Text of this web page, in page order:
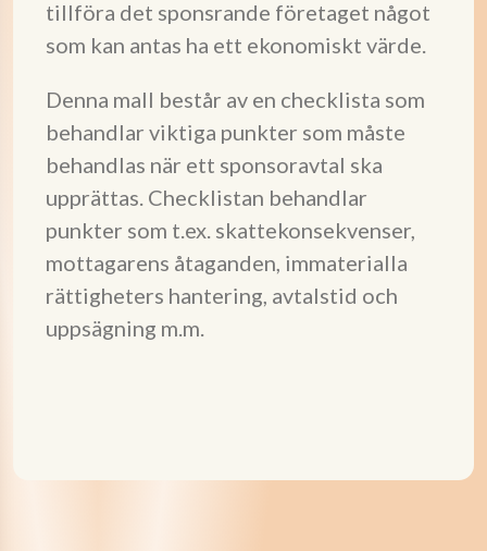
tillföra det sponsrande företaget något
som kan antas ha ett ekonomiskt värde.
Denna mall består av en checklista som
behandlar viktiga punkter som måste
behandlas när ett sponsoravtal ska
upprättas. Checklistan behandlar
punkter som t.ex. skattekonsekvenser,
mottagarens åtaganden, immaterialla
rättigheters hantering, avtalstid och
uppsägning m.m.